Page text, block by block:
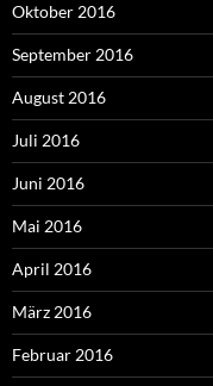
Oktober 2016
September 2016
August 2016
Juli 2016
Juni 2016
Mai 2016
April 2016
März 2016
Februar 2016